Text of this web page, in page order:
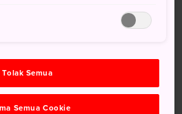
Jepang dan Tiongkok.
Tolak Semua
Semua Cookie